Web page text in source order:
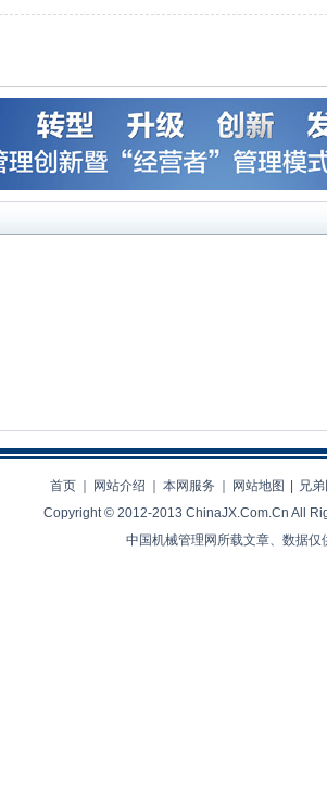
首页 ｜ 网站介绍 ｜ 本网服务 ｜ 网站地图 | 兄
Copyright © 2012-2013 ChinaJX.Com.Cn All
中国机械管理网所载文章、数据